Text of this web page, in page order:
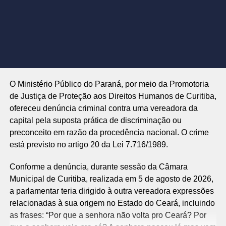
O Ministério Público do Paraná, por meio da Promotoria
de Justiça de Proteção aos Direitos Humanos de Curitiba,
ofereceu denúncia criminal contra uma vereadora da
capital pela suposta prática de discriminação ou
preconceito em razão da procedência nacional. O crime
está previsto no artigo 20 da Lei 7.716/1989.
Conforme a denúncia, durante sessão da Câmara
Municipal de Curitiba, realizada em 5 de agosto de 2026,
a parlamentar teria dirigido à outra vereadora expressões
relacionadas à sua origem no Estado do Ceará, incluindo
as frases: “Por que a senhora não volta pro Ceará? Por